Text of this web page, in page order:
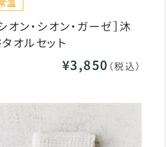
シオン・シオン・ガーゼ］沐
オルセット
¥3,850 （税込）